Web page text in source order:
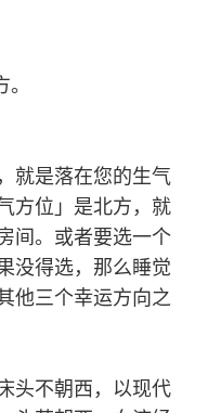
是落在您的生气
方位」是北方，就
间。或者要选一个
没得选，那么睡觉
他三个幸运方向之
头不朝西，以现代